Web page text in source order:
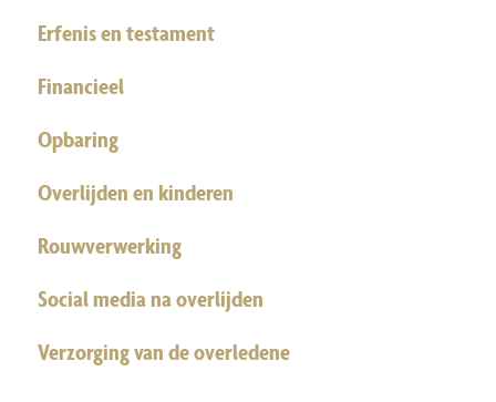
Erfenis en testament
Financieel
Opbaring
Overlijden en kinderen
Rouwverwerking
Social media na overlijden
Verzorging van de overledene